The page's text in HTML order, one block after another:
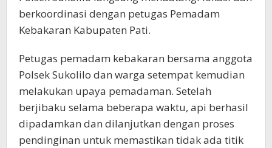
berkoordinasi dengan petugas Pemadam
Kebakaran Kabupaten Pati.
Petugas pemadam kebakaran bersama anggota
Polsek Sukolilo dan warga setempat kemudian
melakukan upaya pemadaman. Setelah
berjibaku selama beberapa waktu, api berhasil
dipadamkan dan dilanjutkan dengan proses
pendinginan untuk memastikan tidak ada titik